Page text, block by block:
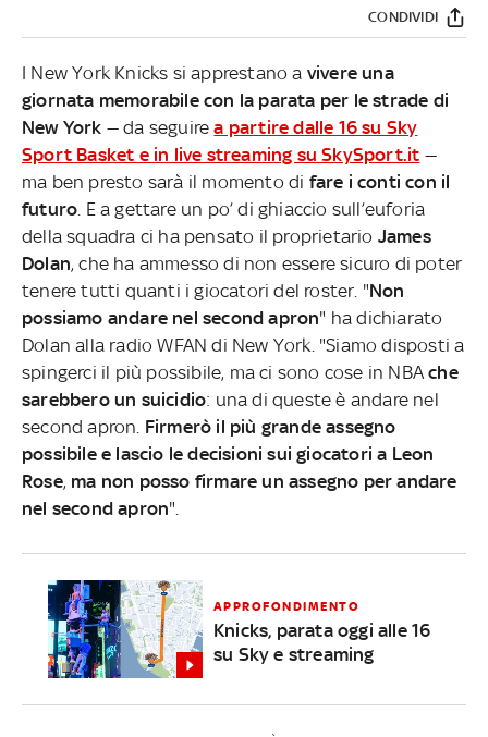
CONDIVIDI
I New York Knicks si apprestano a vivere una
giornata memorabile con la parata per le strade di
New York — da seguirea partire dalle 16 su Sky
Sport Basket e in live streaming su SkySport.it —
ma ben presto sarà il momento di fare i conti con il
futuro . E a gettare un po’ di ghiaccio sull’euforia
della squadra ci ha pensato il proprietario James
Dolan, che ha ammesso di non essere sicuro di poter
tenere tutti quanti i giocatori del roster. "Non
possiamo andare nel second apron" ha dichiarato
Dolan alla radio WFAN di New York. "Siamo disposti a
spingerci il più possibile, ma ci sono cose in NBAche
sarebbero un suicidio: una di queste è andare nel
second apron. Firmerò il più grande assegno
possibile e lascio le decisioni sui giocatori a Leon
Rose, ma non posso firmare un assegno per andare
nel second apron".
APPROFONDIMENTO
Knicks, parata oggi alle 16
su Sky e streaming